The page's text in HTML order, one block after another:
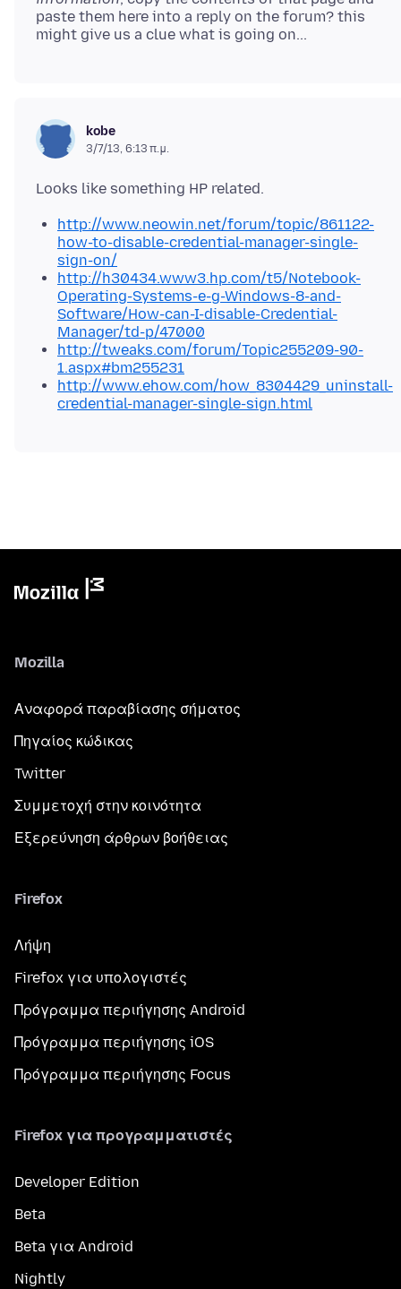
paste them here into a reply on the forum? this
kobe
3/7/13, 6:13 π.μ.
http://www.neowin.net/forum/topic/861122-
how-to-disable-credential-manager-single-
sign-on/
http://h30434.www3.hp.com/t5/Notebook-
Operating-Systems-e-g-Windows-8-and-
Software/How-can-I-disable-Credential-
Manager/td-p/47000
http://tweaks.com/forum/Topic255209-90-
1.aspx#bm255231
http://www.ehow.com/how_8304429_uninstall-
credential-manager-single-sign.html
Mozilla
Αναφορά παραβίασης σήματος
Πηγαίος κώδικας
Twitter
Συμμετοχή στην κοινότητα
Εξερεύνηση άρθρων βοήθειας
Firefox
Λήψη
Firefox για υπολογιστές
Πρόγραμμα περιήγησης Android
Πρόγραμμα περιήγησης iOS
Πρόγραμμα περιήγησης Focus
Firefox για προγραμματιστές
Developer Edition
Beta
Beta για Android
Nightly